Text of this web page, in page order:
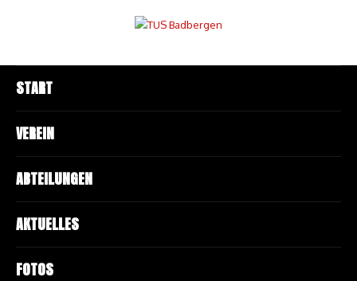
START
VEREIN
ABTEILUNGEN
AKTUELLES
FOTOS